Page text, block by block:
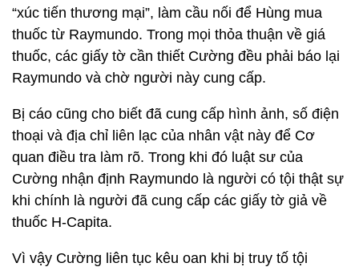
“xúc tiến thương mại”, làm cầu nối để Hùng mua
thuốc từ Raymundo. Trong mọi thỏa thuận về giá
thuốc, các giấy tờ cần thiết Cường đều phải báo lại
Raymundo và chờ người này cung cấp.
Bị cáo cũng cho biết đã cung cấp hình ảnh, số điện
thoại và địa chỉ liên lạc của nhân vật này để Cơ
quan điều tra làm rõ. Trong khi đó luật sư của
Cường nhận định Raymundo là người có tội thật sự
khi chính là người đã cung cấp các giấy tờ giả về
thuốc H-Capita.
Vì vậy Cường liên tục kêu oan khi bị truy tố tội